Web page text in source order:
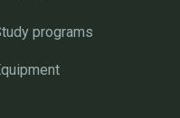
programs